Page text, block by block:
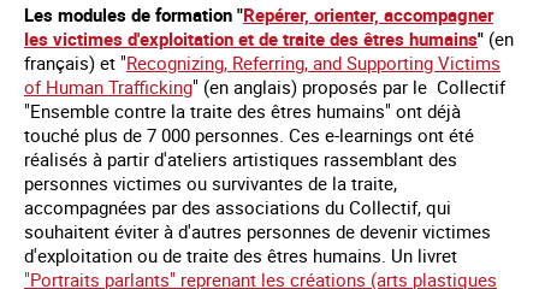
Les modules de formation "Repérer, orienter, accompagner
les victimes d'exploitation et de traite des êtres humains" (en
français) et "Recognizing, Referring, and Supporting Victims
of Human Trafficking" (en anglais) proposés par le Collectif
"Ensemble contre la traite des êtres humains" ont déjà
touché plus de 7 000 personnes. Ces e-learnings ont été
réalisés à partir d'ateliers artistiques rassemblant des
personnes victimes ou survivantes de la traite,
accompagnées par des associations du Collectif, qui
souhaitent éviter à d'autres personnes de devenir victimes
d'exploitation ou de traite des êtres humains. Un livret
"Portraits parlants" reprenant les créations (arts plastiques